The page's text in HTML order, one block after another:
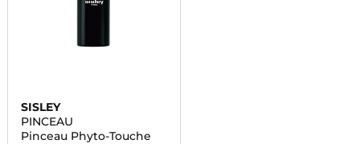
SISLEY
PINCEAU
Pinceau Phyto-Touche